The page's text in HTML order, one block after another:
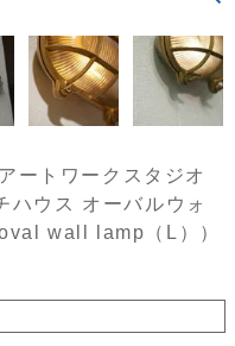
ートワークスタジオ
ハウス オーバルウォ
wall lamp（L））